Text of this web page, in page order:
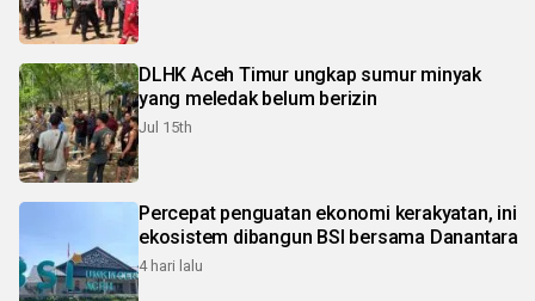
DLHK Aceh Timur ungkap sumur minyak
yang meledak belum berizin
Jul 15th
Percepat penguatan ekonomi kerakyatan, ini
ekosistem dibangun BSI bersama Danantara
4 hari lalu